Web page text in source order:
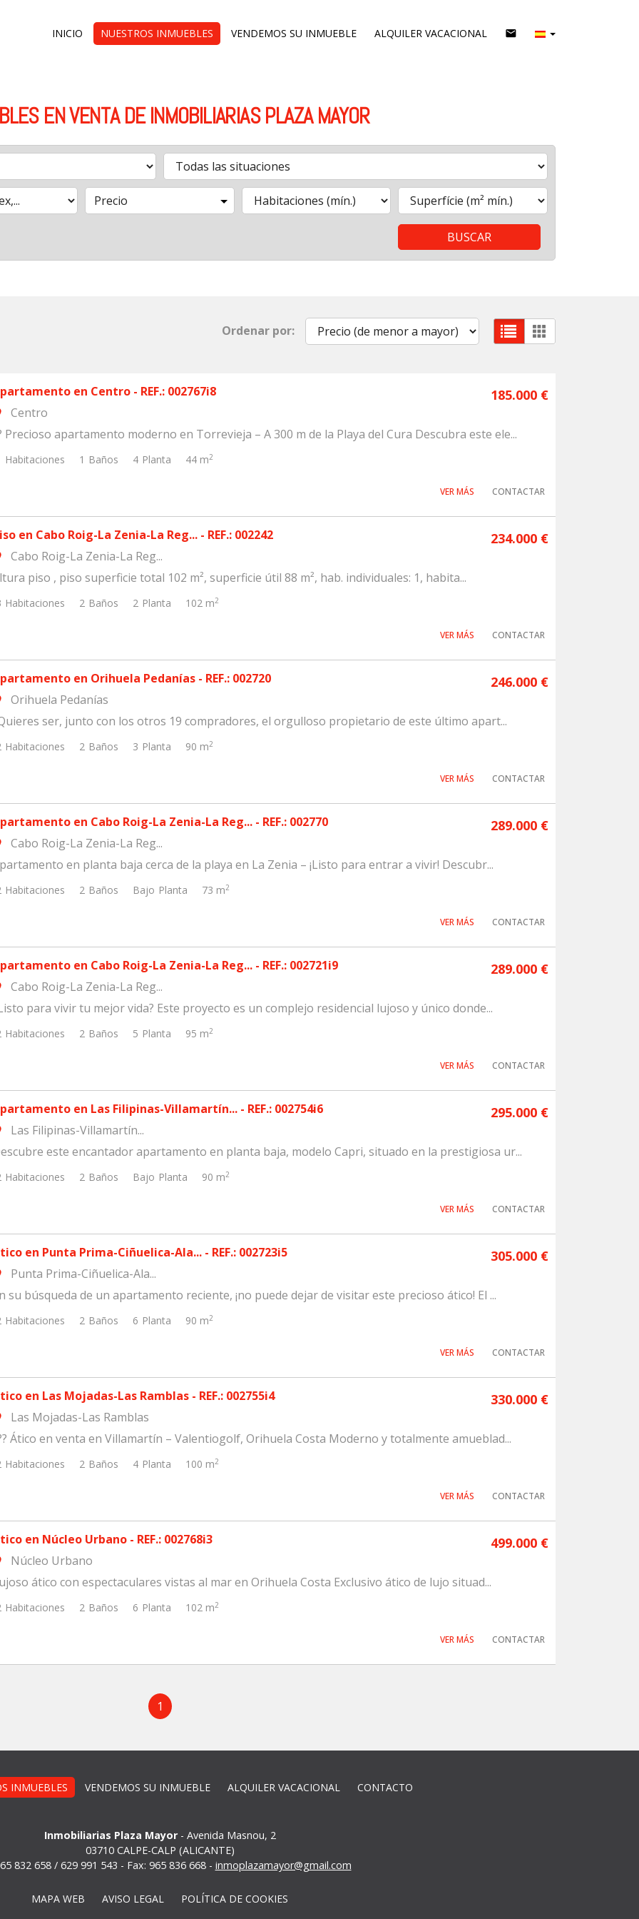
INICIO NUESTROS INMUEBLES VENDEMOS SU INMUEBLE ALQUILER VACACIONAL email
EN VENTA DE INMOBILIARIAS PLAZA MAYOR
Precio
BUSCAR
Ordenar por:
en Centro - REF.: 002767i8 185.000 €
Centro
Precioso apartamento moderno en Torrevieja – A 300 m de la Playa del Cura Descubra este ele...
Habitaciones 1 Baños 4 Planta 44 m2
CONTACTAR
VER MÁS
en Cabo Roig-La Zenia-La Reg... - REF.: 002242 234.000 €
Cabo Roig-La Zenia-La Reg...
piso , piso superficie total 102 m², superficie útil 88 m², hab. individuales: 1, habita...
Habitaciones 2 Baños 2 Planta 102 m2
CONTACTAR
VER MÁS
en Orihuela Pedanías - REF.: 002720 246.000 €
Orihuela Pedanías
ser, junto con los otros 19 compradores, el orgulloso propietario de este último apart...
Habitaciones 2 Baños 3 Planta 90 m2
CONTACTAR
VER MÁS
en Cabo Roig-La Zenia-La Reg... - REF.: 002770 289.000 €
Cabo Roig-La Zenia-La Reg...
en planta baja cerca de la playa en La Zenia – ¡Listo para entrar a vivir! Descubr...
Habitaciones 2 Baños Bajo Planta 73 m2
CONTACTAR
VER MÁS
en Cabo Roig-La Zenia-La Reg... - REF.: 002721i9 289.000 €
Cabo Roig-La Zenia-La Reg...
para vivir tu mejor vida? Este proyecto es un complejo residencial lujoso y único donde...
Habitaciones 2 Baños 5 Planta 95 m2
CONTACTAR
VER MÁS
en Las Filipinas-Villamartín... - REF.: 002754i6 295.000 €
Las Filipinas-Villamartín...
este encantador apartamento en planta baja, modelo Capri, situado en la prestigiosa ur...
Habitaciones 2 Baños Bajo Planta 90 m2
CONTACTAR
VER MÁS
en Punta Prima-Ciñuelica-Ala... - REF.: 002723i5 305.000 €
Punta Prima-Ciñuelica-Ala...
su búsqueda de un apartamento reciente, ¡no puede dejar de visitar este precioso ático! El ...
Habitaciones 2 Baños 6 Planta 90 m2
CONTACTAR
VER MÁS
en Las Mojadas-Las Ramblas - REF.: 002755i4 330.000 €
Las Mojadas-Las Ramblas
Ático en venta en Villamartín – Valentiogolf, Orihuela Costa Moderno y totalmente amueblad...
Habitaciones 2 Baños 4 Planta 100 m2
CONTACTAR
VER MÁS
en Núcleo Urbano - REF.: 002768i3 499.000 €
Núcleo Urbano
ático con espectaculares vistas al mar en Orihuela Costa Exclusivo ático de lujo situad...
Habitaciones 2 Baños 6 Planta 102 m2
CONTACTAR
VER MÁS
1
INMUEBLES VENDEMOS SU INMUEBLE ALQUILER VACACIONAL CONTACTO
Inmobiliarias Plaza Mayor - Avenida Masnou, 2
03710 CALPE-CALP (ALICANTE)
832 658 / 629 991 543 - Fax: 965 836 668 - inmoplazamayor@gmail.com
MAPA WEB AVISO LEGAL POLÍTICA DE COOKIES